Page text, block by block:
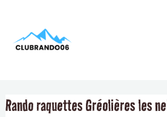
contenu
Rando raquettes Gréolières les
de
l’article